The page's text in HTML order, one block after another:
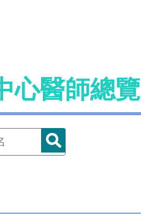
心醫師總覽